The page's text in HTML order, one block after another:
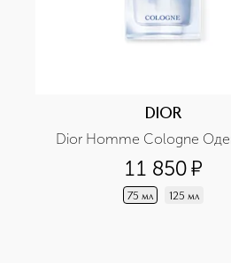
DIOR
Dior Homme Cologne
11 850¤
75 мл 125 мл